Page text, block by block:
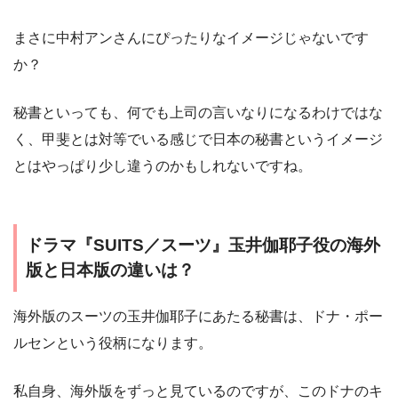
まさに中村アンさんにぴったりなイメージじゃないです
か？
秘書といっても、何でも上司の言いなりになるわけではな
く、甲斐とは対等でいる感じで日本の秘書というイメージ
とはやっぱり少し違うのかもしれないですね。
ドラマ『SUITS／スーツ』玉井伽耶子役の海外
版と日本版の違いは？
海外版のスーツの玉井伽耶子にあたる秘書は、ドナ・ポー
ルセンという役柄になります。
私自身、海外版をずっと見ているのですが、このドナのキ